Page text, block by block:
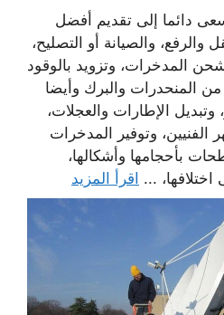
دائما إلى تقديم أفضل
والصيانة أو التصليح،
المدخرات، وتزويد بالوقود
المنحدرات والبرك وأيضا
وتبديل الإطارات والعجلات،
الفنيين، وتوفير المدخرات
بأحجامها وأشكالها،
... اقرأ المزيد